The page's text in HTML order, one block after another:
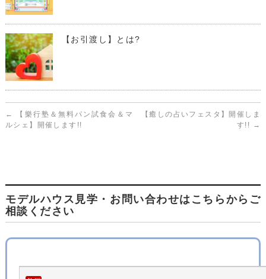
【お引渡し】とは?
←
【樂行塾＆無料パン試食会＆マ
ルシェ】開催します!!
【癒しの占いフェスタ】開催しま
す!! →
モデルハウス見学・お問い合わせはこちらからご
相談ください